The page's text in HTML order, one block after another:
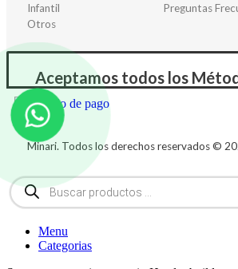
Infantil
Otros
Preguntas
Aceptamos todos los
Minari. Todos los derechos reservados ©
Menu
Categorias